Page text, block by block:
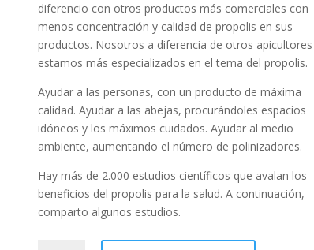
diferencio con otros productos más comerciales con
menos concentración y calidad de propolis en sus
productos. Nosotros a diferencia de otros apicultores
estamos más especializados en el tema del propolis.
Ayudar a las personas, con un producto de máxima
calidad. Ayudar a las abejas, procurándoles espacios
idóneos y los máximos cuidados. Ayudar al medio
ambiente, aumentando el número de polinizadores.
Hay más de 2.000 estudios científicos que avalan los
beneficios del propolis para la salud. A continuación,
comparto algunos estudios.